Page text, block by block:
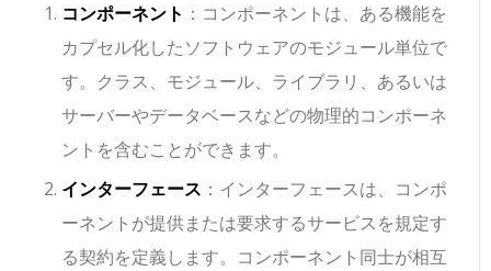
コンポーネント ：コンポーネントは、ある機能を
カプセル化したソフトウェアのモジュール単位で
す。クラス、モジュール、ライブラリ、あるいは
サーバーやデータベースなどの物理的コンポーネ
ントを含むことができます。
インターフェース ：インターフェースは、コンポ
ーネントが提供または要求するサービスを規定す
る契約を定義します。コンポーネント同士が相互